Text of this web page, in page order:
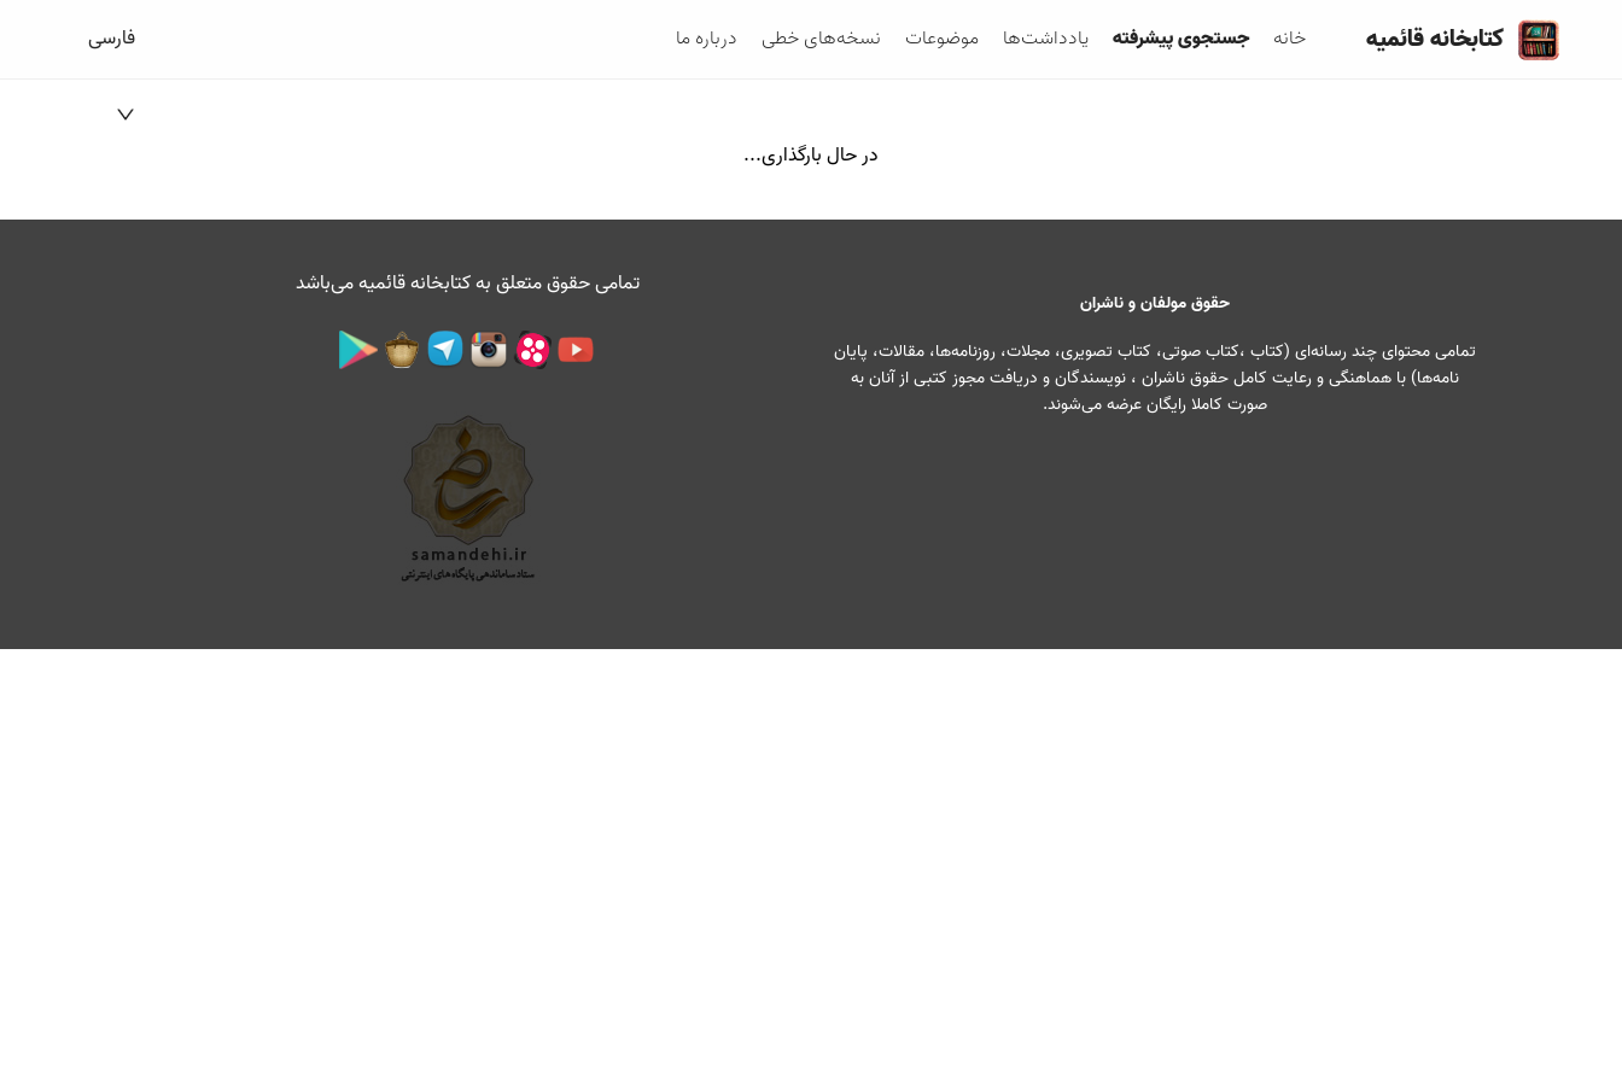
کتابخانه قائمیه خانه جستجوی پیشرفته یادداشت‌ها موضوعات نسخه‌های خطی درباره ما فارسی
در حال بارگذاری...
حقوق مولفان و ناشران
تمامی محتوای چند رسانه‌ای (کتاب ،کتاب صوتی، کتاب تصویری، مجلات، روزنامه‌ها، مقالات، پایان
نامه‌ها) با هماهنگی و رعایت کامل حقوق ناشران ، نویسندگان و دریافت مجوز کتبی از آنان به
صورت کاملا رایگان عرضه می‌شوند.
تمامی حقوق متعلق بهکتابخانه قائمیهمی‌باشد